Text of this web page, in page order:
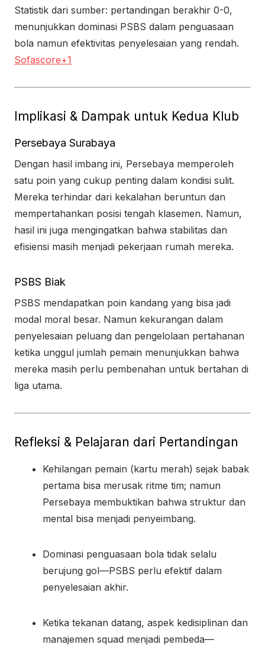
Statistik dari sumber: pertandingan berakhir 0-0,
menunjukkan dominasi PSBS dalam penguasaan
bola namun efektivitas penyelesaian yang rendah.
Sofascore+1
Implikasi & Dampak untuk Kedua Klub
Persebaya Surabaya
Dengan hasil imbang ini, Persebaya memperoleh
satu poin yang cukup penting dalam kondisi sulit.
Mereka terhindar dari kekalahan beruntun dan
mempertahankan posisi tengah klasemen. Namun,
hasil ini juga mengingatkan bahwa stabilitas dan
efisiensi masih menjadi pekerjaan rumah mereka.
PSBS Biak
PSBS mendapatkan poin kandang yang bisa jadi
modal moral besar. Namun kekurangan dalam
penyelesaian peluang dan pengelolaan pertahanan
ketika unggul jumlah pemain menunjukkan bahwa
mereka masih perlu pembenahan untuk bertahan di
liga utama.
Refleksi & Pelajaran dari Pertandingan
Kehilangan pemain (kartu merah) sejak babak
pertama bisa merusak ritme tim; namun
Persebaya membuktikan bahwa struktur dan
mental bisa menjadi penyeimbang.
Dominasi penguasaan bola tidak selalu
berujung gol—PSBS perlu efektif dalam
penyelesaian akhir.
Ketika tekanan datang, aspek kedisiplinan dan
manajemen squad menjadi pembeda—